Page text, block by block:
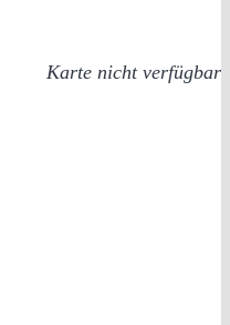
Karte nicht verfügbar